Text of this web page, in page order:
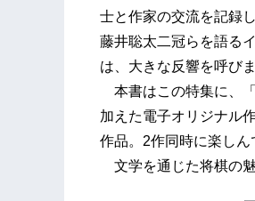
士と作家の交流を記録
藤井聡太二冠らを語る
は、大きな反響を呼びま
本書はこの特集に、
加えた電子オリジナル
作品。2作同時に楽しん
文学を通じた将棋の